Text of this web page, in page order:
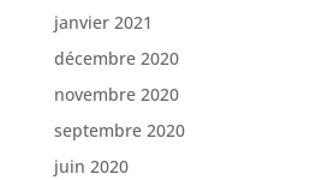
janvier 2021
décembre 2020
novembre 2020
septembre 2020
juin 2020